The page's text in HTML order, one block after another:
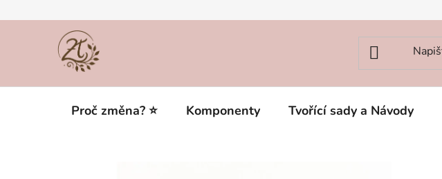
na
Proč změna? ⭐ Komponenty Tvořící sady a Návody